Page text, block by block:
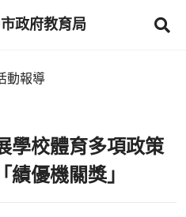
政府教育局
動報導
學校體育多項政策
優機關獎」